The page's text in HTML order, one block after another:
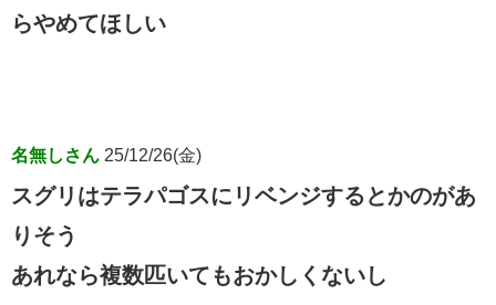
らやめてほしい
名無しさん 25/12/26(金)
スグリはテラパゴスにリベンジするとかのがあ
りそう
あれなら複数匹いてもおかしくないし